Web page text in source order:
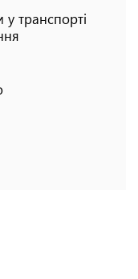
транспорті